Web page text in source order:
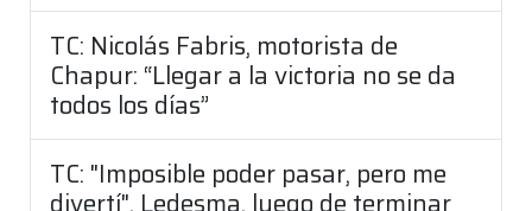
TC: Nicolás Fabris, motorista de
Chapur: “Llegar a la victoria no se da
todos los días”
TC: "Imposible poder pasar, pero me